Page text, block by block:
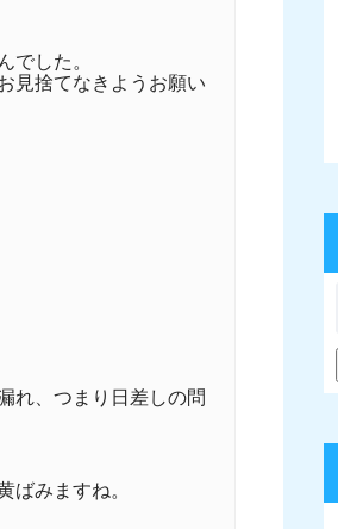
でした。
見捨てなきようお願い
れ、つまり日差しの問
ばみますね。